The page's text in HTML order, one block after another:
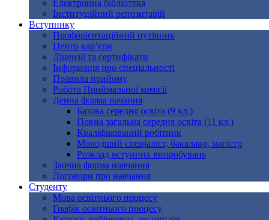
Електронна бібліотека
Інституційний репозитарій
Вступнику
Профорієнтаційний путівник
Центр кар’єри
Ліцензії та сертифікати
Інформація про спеціальності
Правила прийому
Робота Приймальної комісії
Денна форма начання
Базова середня освіта (9 кл.)
Повна загальна середня освіта (11 кл.)
Кваліфікований робітник
Молодший спеціаліст, бакалавр, магістр
Розклад вступних випробувань
Заочна форма навчання
Договори про навчання
Студенту
Мова освітнього процесу
Графік освітнього процесу